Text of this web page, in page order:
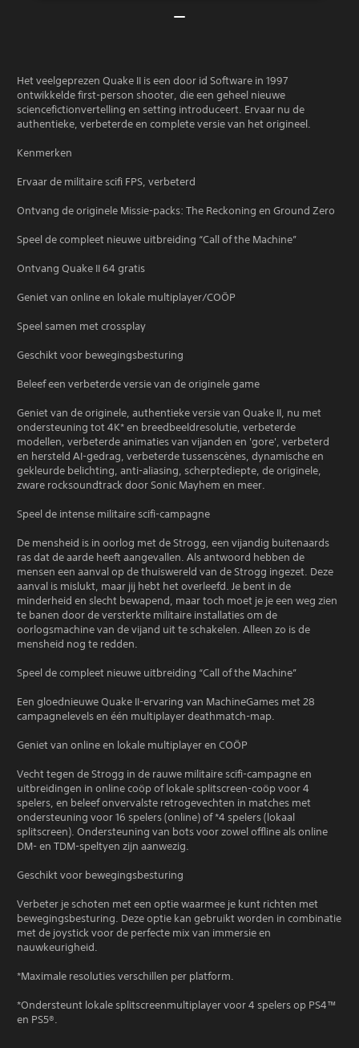
Het veelgeprezen Quake II is een door id Software in 1997
ontwikkelde first-person shooter, die een geheel nieuwe
sciencefictionvertelling en setting introduceert. Ervaar nu de
authentieke, verbeterde en complete versie van het origineel.
Kenmerken
Ervaar de militaire scifi FPS, verbeterd
Ontvang de originele Missie-packs: The Reckoning en Ground Zero
Speel de compleet nieuwe uitbreiding “Call of the Machine”
Ontvang Quake II 64 gratis
Geniet van online en lokale multiplayer/COÖP
Speel samen met crossplay
Geschikt voor bewegingsbesturing
Beleef een verbeterde versie van de originele game
Geniet van de originele, authentieke versie van Quake II, nu met
ondersteuning tot 4K* en breedbeeldresolutie, verbeterde
modellen, verbeterde animaties van vijanden en 'gore', verbeterd
en hersteld AI-gedrag, verbeterde tussenscènes, dynamische en
gekleurde belichting, anti-aliasing, scherptediepte, de originele,
zware rocksoundtrack door Sonic Mayhem en meer.
Speel de intense militaire scifi-campagne
De mensheid is in oorlog met de Strogg, een vijandig buitenaards
ras dat de aarde heeft aangevallen. Als antwoord hebben de
mensen een aanval op de thuiswereld van de Strogg ingezet. Deze
aanval is mislukt, maar jij hebt het overleefd. Je bent in de
minderheid en slecht bewapend, maar toch moet je je een weg zien
te banen door de versterkte militaire installaties om de
oorlogsmachine van de vijand uit te schakelen. Alleen zo is de
mensheid nog te redden.
Speel de compleet nieuwe uitbreiding “Call of the Machine”
Een gloednieuwe Quake II-ervaring van MachineGames met 28
campagnelevels en één multiplayer deathmatch-map.
Geniet van online en lokale multiplayer en COÖP
Vecht tegen de Strogg in de rauwe militaire scifi-campagne en
uitbreidingen in online coöp of lokale splitscreen-coöp voor 4
spelers, en beleef onvervalste retrogevechten in matches met
ondersteuning voor 16 spelers (online) of *4 spelers (lokaal
splitscreen). Ondersteuning van bots voor zowel offline als online
DM- en TDM-speltyen zijn aanwezig.
Geschikt voor bewegingsbesturing
Verbeter je schoten met een optie waarmee je kunt richten met
bewegingsbesturing. Deze optie kan gebruikt worden in combinatie
met de joystick voor de perfecte mix van immersie en
nauwkeurigheid.
*Maximale resoluties verschillen per platform.
*Ondersteunt lokale splitscreenmultiplayer voor 4 spelers op PS4™
en PS5®.